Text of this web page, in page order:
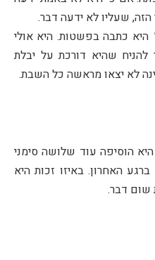
שעליו לא ידעה דבר.
היא כתבה בפשטות. היא אולי
להניח שהיא דורכת על יבלת
לא יצאו מראשה כל השבת.
היא הוסיפה עוד שלושה סימני
האחרון. באיזו זכות היא
שום דבר.